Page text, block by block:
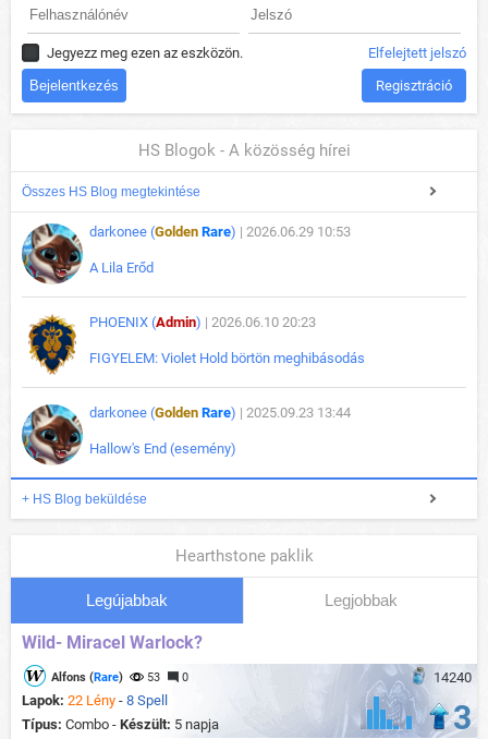
Jegyezz meg ezen az eszközön. Elfelejtett jelszó
Regisztráció
HS Blogok - A közösség hírei
Összes HS Blog megtekintése
darkonee (Golden Rare) | 2026.06.29 10:53
A Lila Erőd
PHOENIX (Admin) | 2026.06.10 20:23
FIGYELEM: Violet Hold börtön meghibásodás
darkonee (Golden Rare) | 2025.09.23 13:44
Hallow's End (esemény)
+ HS Blog beküldése
Hearthstone paklik
Legújabbak Legjobbak
Wild- Miracel Warlock?
14240
Alfons (Rare) 53 0
Lapok: 22 Lény - 8 Spell
Típus: Combo - Készült: 5 napja 3